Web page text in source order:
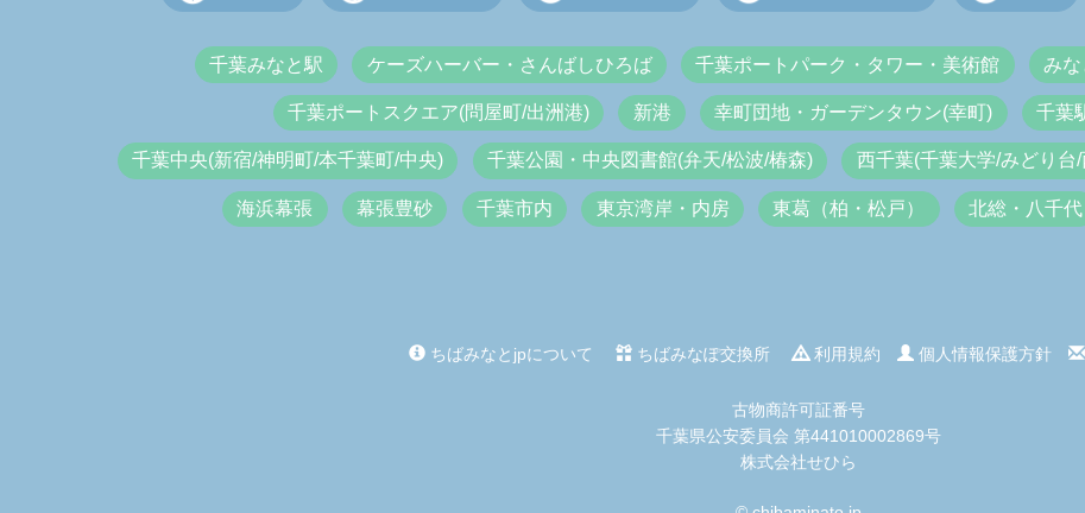
千葉みなと駅 ケーズハーバー・さんばしひろば 千葉ポートパーク・タワー・美術館 み
千葉ポートスクエア(問屋町/出洲港) 新港 幸町団地・ガーデンタウン(幸町) 千葉
千葉中央(新宿/神明町/本千葉町/中央) 千葉公園・中央図書館(弁天/松波/椿森) 西千葉(千葉大学/みどり台
海浜幕張 幕張豊砂 千葉市内 東京湾岸・内房 東葛（柏・松戸） 北総・八千代
ちばみなとjpについて ちばみなぽ交換所 利用規約 個人情報保護方針
古物商許可証番号
千葉県公安委員会 第441010002869号
株式会社せひら